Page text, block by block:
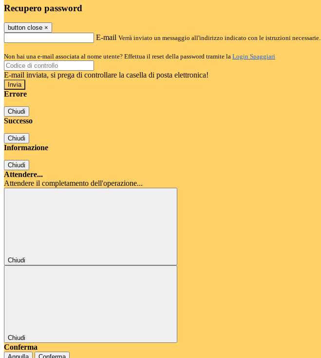
Recupero password
button close ×
E-mail Verrà inviato un messaggio all'indirizzo indicato con le istruzioni necessarie.
Non hai una e-mail associata al nome utente? Effettua il reset della password tramite la Login Spaggiari
E-mail inviata, si prega di controllare la casella di posta elettronica!
Errore
Chiudi
Successo
Chiudi
Informazione
Chiudi
Attendere...
Attendere il completamento dell'operazione...
Chiudi
Chiudi
Conferma